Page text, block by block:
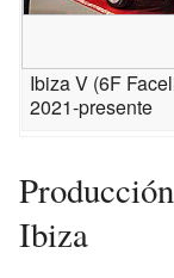
Ibiza V (6F
2021-presente
Ibiza